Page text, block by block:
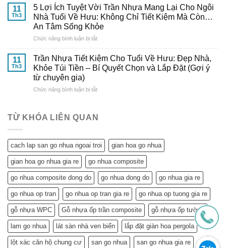
Gỗ
Nhựa
Đông
Mỹ
Cho
Ngôi
Tuổi
Hưu
Nhà
Cực
Dễ
–
Hướng
Chi
Tiết
Nhựa
Nhựa
Tiết
Kiệm
Chi
Phí:
Pháp
Hoàn
Hảo
So
Tiết
11
Th3
5 Lợi Ích Tuyệt Vời Trần Nhựa Mang Lại Cho Ngôi
Nhà Tuổi Về Hưu: Không Chỉ Tiết Kiệm Mà Còn…
An Tâm Sống Khỏe
Chức năng bình luận bị tắtở
Lợi
Ích
Tuyệt
Trần
Lại
Nhà
Tuổi
Về
Hưu:
Không
Chỉ
Tiết
Kiệm
Mà
Còn…
An
Tâm
Sống
11
Th3
Trần Nhựa Tiết Kiệm Cho Tuổi Về Hưu: Đẹp Nhà,
Khỏe Túi Tiền – Bí Quyết Chọn và Lắp Đặt (Gợi ý
từ chuyên gia)
Chức năng bình luận bị tắtở
Tiết
Tuổi
Về
Hưu:
Nhà,
Khỏe
Túi
Tiền
–
Bí
Quyết
Chọn
và
TỪ KHÓA LIÊN QUAN
cach lap san go nhua ngoai troi gian hoa go nhua
gian hoa go nhua gia re go nhua composite
go nhua composite dong do go nhua dong do go nhua gia re
go nhua op tran go nhua op tran gia re go nhua op tuong gia re
gỗ nhựa WPC Gỗ nhựa ốp trần composite gỗ nhựa ốp tường
lam go nhua lát sàn nhà ven biển lắp đặt giàn hoa pergola
lột xác căn hộ chung cư san go nhua san go nhua gia re